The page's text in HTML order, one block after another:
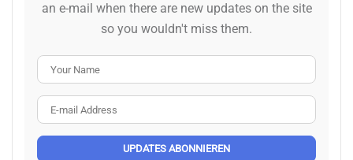
an e-mail when there are new updates on the site
so you wouldn't miss them.
UPDATES ABONNIEREN